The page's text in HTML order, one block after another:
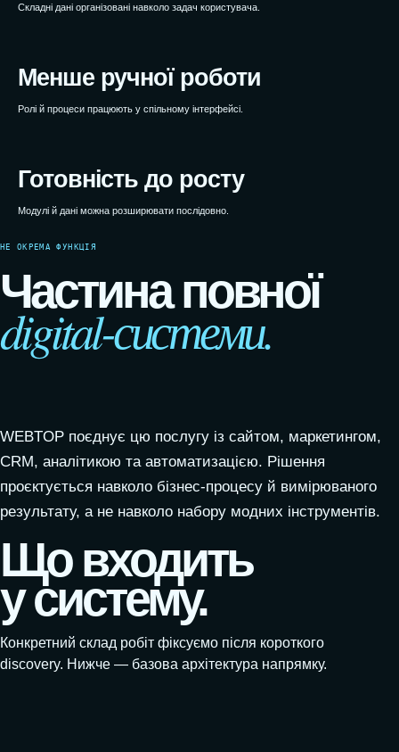
Складні дані організовані навколо задач користувача.
Менше ручної роботи
Ролі й процеси працюють у спільному інтерфейсі.
Готовність до росту
Модулі й дані можна розширювати послідовно.
НЕ ОКРЕМА ФУНКЦІЯ
Частина повної
digital-системи.
WEBTOP поєднує цю послугу із сайтом, маркетингом,
CRM, аналітикою та автоматизацією. Рішення
проєктується навколо бізнес-процесу й вимірюваного
результату, а не навколо набору модних інструментів.
Що входить
у систему.
Конкретний склад робіт фіксуємо після короткого
discovery. Нижче — базова архітектура напрямку.